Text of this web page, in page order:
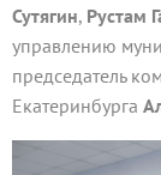
Сутягин, Рустам
управлению
председатель
Екатеринбурга